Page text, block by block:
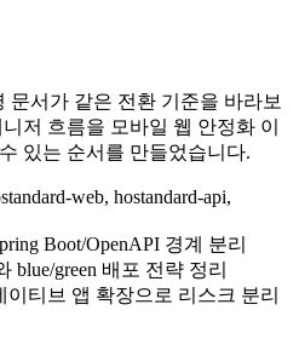
문서가 같은 전환 기준을 바라보
저 흐름을 모바일 웹 안정화 이
있는 순서를 만들었습니다.
web, hostandard-api,
Boot/OpenAPI 경계 분리
blue/green 배포 전략 정리
이티브 앱 확장으로 리스크 분리